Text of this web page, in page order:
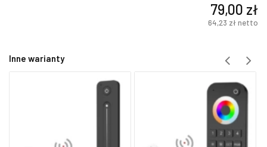
79,00 zł
64,23 złnetto
Inne warianty